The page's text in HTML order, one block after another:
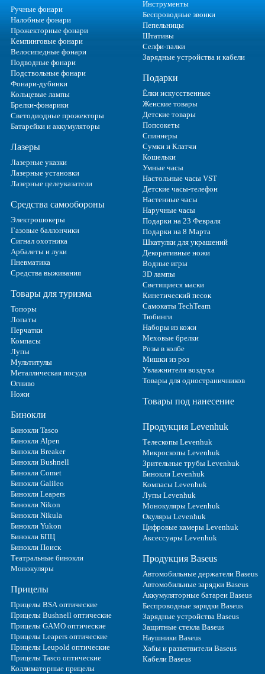
Ручные фонари
Налобные фонари
Прожекторные фонари
Кемпинговые фонари
Велосипедные фонари
Подводные фонари
Подствольные фонари
Фонари-дубинки
Кольцевые лампы
Брелки-фонарики
Светодиодные прожекторы
Батарейки и аккумуляторы
Лазеры
Лазерные указки
Лазерные установки
Лазерные целеуказатели
Средства самообороны
Электрошокеры
Газовые баллончики
Сигнал охотника
Арбалеты и луки
Пневматика
Средства выживания
Товары для туризма
Топоры
Лопаты
Перчатки
Компасы
Лупы
Мультитулы
Металлическая посуда
Огниво
Ножи
Бинокли
Бинокли Tasco
Бинокли Alpen
Бинокли Breaker
Бинокли Bushnell
Бинокли Comet
Бинокли Galileo
Бинокли Leapers
Бинокли Nikon
Бинокли Nikula
Бинокли Yukon
Бинокли БПЦ
Бинокли Поиск
Театральные бинокли
Монокуляры
Прицелы
Прицелы BSA оптические
Прицелы Bushnell оптические
Прицелы GAMO оптические
Прицелы Leapers оптические
Прицелы Leupold оптические
Прицелы Tasco оптические
Коллиматорные прицелы
Инструменты
Беспроводные звонки
Пепельницы
Штативы
Селфи-палки
Зарядные устройства и кабели
Подарки
Ёлки искусственные
Женские товары
Детские товары
Попсокеты
Спиннеры
Сумки и Клатчи
Кошельки
Умные часы
Настольные часы VST
Детские часы-телефон
Настенные часы
Наручные часы
Подарки на 23 Февраля
Подарки на 8 Марта
Шкатулки для украшений
Декоративные ножи
Водные игры
3D лампы
Светящиеся маски
Кинетический песок
Самокаты TechTeam
Тюбинги
Наборы из кожи
Меховые брелки
Розы в колбе
Мишки из роз
Увлажнители воздуха
Товары для одностраничников
Товары под нанесение
Продукция Levenhuk
Телескопы Levenhuk
Микроскопы Levenhuk
Зрительные трубы Levenhuk
Бинокли Levenhuk
Компасы Levenhuk
Лупы Levenhuk
Монокуляры Levenhuk
Окуляры Levenhuk
Цифровые камеры Levenhuk
Аксессуары Levenhuk
Продукция Baseus
Автомобильные держатели Baseus
Автомобильные зарядки Baseus
Аккумуляторные батареи Baseus
Беспроводные зарядки Baseus
Зарядные устройства Baseus
Защитные стекла Baseus
Наушники Baseus
Хабы и разветвители Baseus
Кабели Baseus